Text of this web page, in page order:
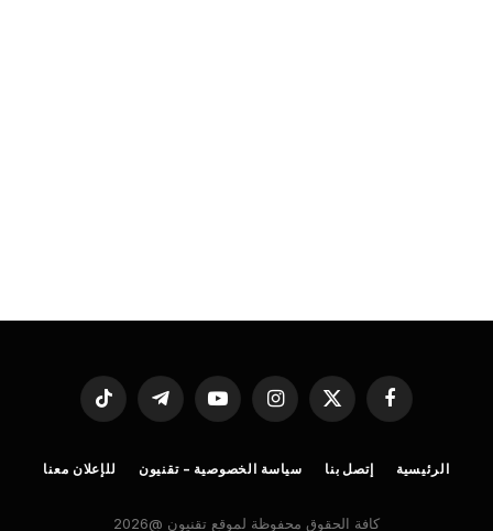
فيسبوك
X
الانستغراميوتيوب تيلقرام تيكتوك
الرئيسية إتصل بنا سياسة الخصوصية – تقنيون للإعلان معنا
كافة الحقوق محفوظة لموقع تقنيون @2026